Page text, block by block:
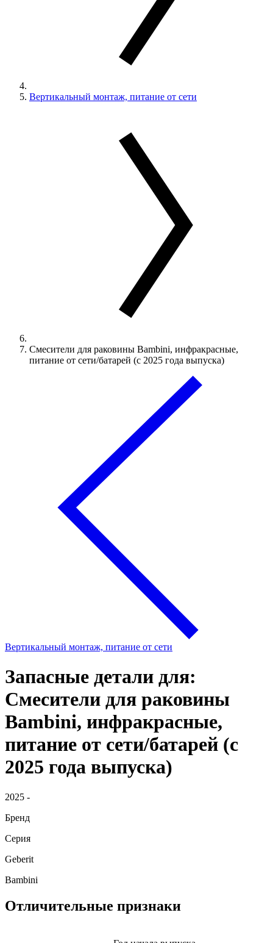
Вертикальный монтаж, питание от сети
Смесители для раковины Bambini, инфракрасные,
питание от сети/батарей (с 2025 года выпуска)
Вертикальный монтаж, питание от сети
Запасные детали для:
Смесители для раковины
Bambini, инфракрасные,
питание от сети/батарей (с
2025 года выпуска)
2025 -
Бренд
Серия
Geberit
Bambini
Отличительные признаки